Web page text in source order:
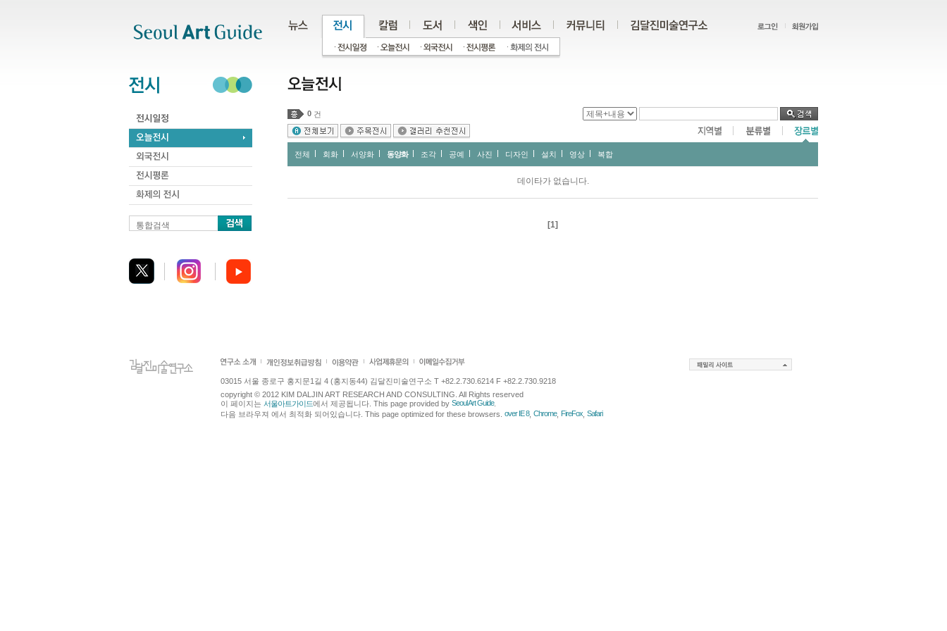
통합검색
0 건
전체 회화 서양화 동양화 조각 공예 사진 디자인 설치 영상 복합
데이타가 없습니다.
[1]
03015 서울 종로구 홍지문1길 4 (홍지동44) 김달진미술연구소 T +82.2.730.6214 F +82.2.730.9218
copyright © 2012 KIM DALJIN ART RESEARCH AND CONSULTING. All Rights reserved
이 페이지는 서울아트가이드에서 제공됩니다. This page provided by Seoul Art Guide.
다음 브라우져 에서 최적화 되어있습니다. This page optimized for these browsers. over IE 8, Chrome, FireFox Safari